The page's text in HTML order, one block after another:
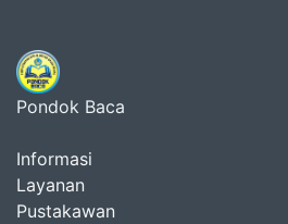
Pondok Baca
Informasi
Layanan
Pustakawan